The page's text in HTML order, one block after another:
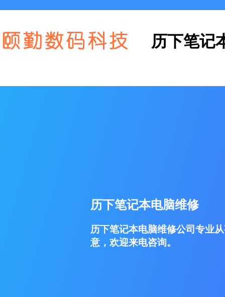
历下笔记
历下笔记本电脑维修
历下笔记本电脑维修公司专业
意，欢迎来电咨询。